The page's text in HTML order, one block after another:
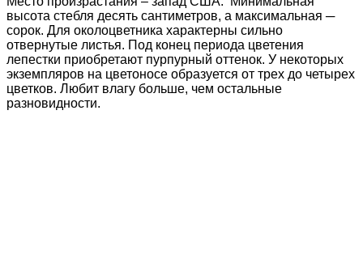
высота стебля десять сантиметров, а максимальная ─
сорок. Для околоцветника характерны сильно
отвернутые листья. Под конец периода цветения
лепестки приобретают пурпурный оттенок. У некоторых
экземпляров на цветоносе образуется от трех до четырех
цветков. Любит влагу больше, чем остальные
разновидности.